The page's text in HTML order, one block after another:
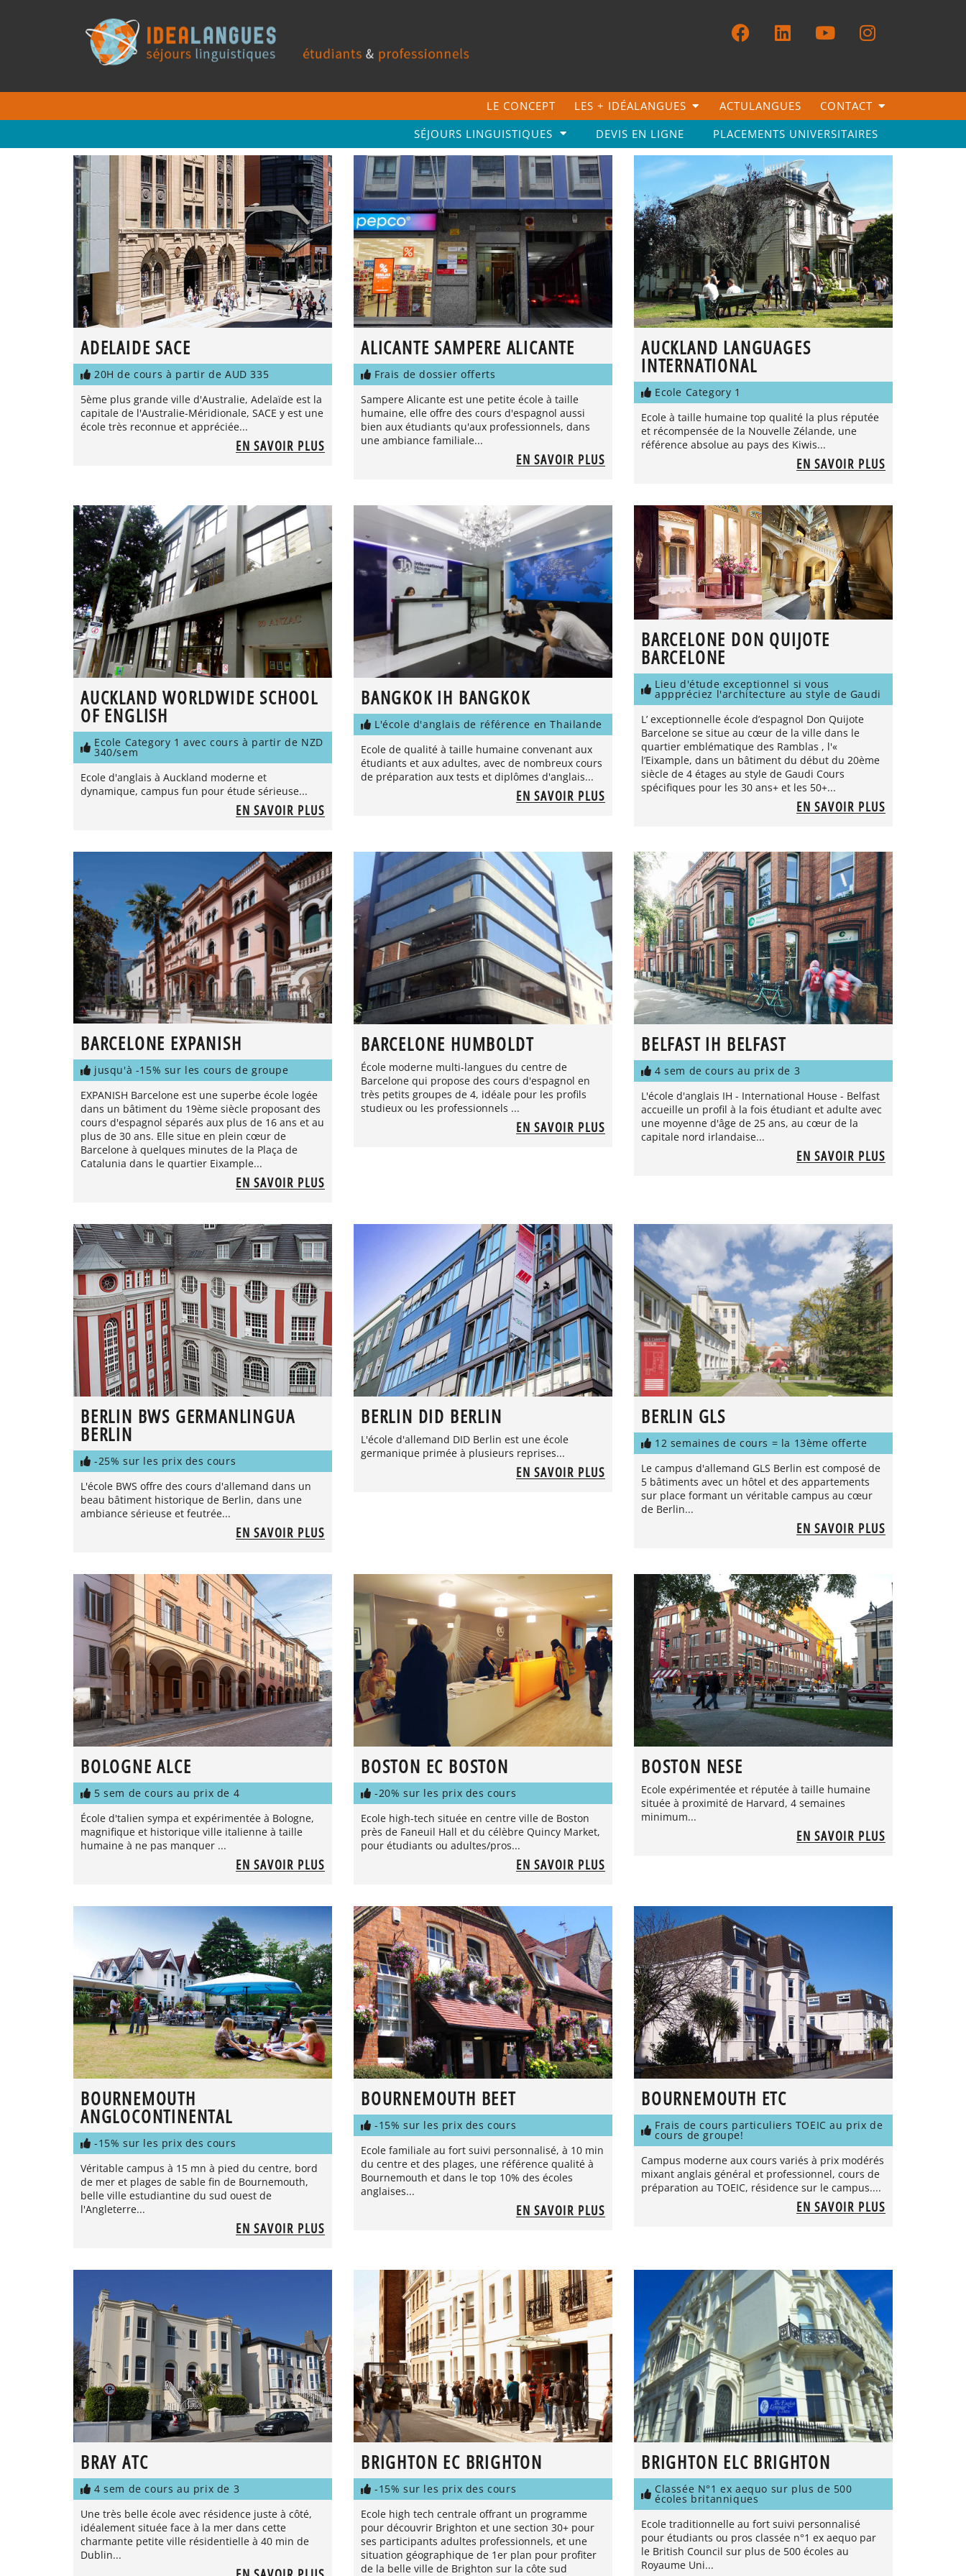
LE CONCEPT LES + IDÉALANGUES ACTULANGUES
CONTACT
SÉJOURS LINGUISTIQUES
DEVIS EN LIGNE PLACEMENTS UNIVERSITAIRES
ADELAIDE SACE
20H de cours à partir de AUD 335
5ème plus grande ville d'Australie, Adelaïde est la
capitale de l'Australie-Méridionale, SACE y est une
école très reconnue et appréciée...
EN SAVOIR PLUS
ALICANTE SAMPERE ALICANTE
Frais de dossier offerts
Sampere Alicante est une petite école à taille
humaine, elle offre des cours d'espagnol aussi
bien aux étudiants qu'aux professionnels, dans
une ambiance familiale...
EN SAVOIR PLUS
AUCKLAND LANGUAGES
INTERNATIONAL
Ecole Category 1
Ecole à taille humaine top qualité la plus réputée
et récompensée de la Nouvelle Zélande, une
référence absolue au pays des Kiwis...
EN SAVOIR PLUS
AUCKLAND WORLDWIDE SCHOOL
OF ENGLISH
Ecole Category 1 avec cours à partir de NZD
340/sem
Ecole d'anglais à Auckland moderne et
dynamique, campus fun pour étude sérieuse...
EN SAVOIR PLUS
BANGKOK IH BANGKOK
L'école d'anglais de référence en Thailande
Ecole de qualité à taille humaine convenant aux
étudiants et aux adultes, avec de nombreux cours
de préparation aux tests et diplômes d'anglais...
EN SAVOIR PLUS
BARCELONE DON QUIJOTE
BARCELONE
Lieu d'étude exceptionnel si vous
apppréciez l'architecture au style de Gaudi
L’ exceptionnelle école d’espagnol Don Quijote
Barcelone se situe au cœur de la ville dans le
quartier emblématique des Ramblas , l'«
l’Eixample, dans un bâtiment du début du 20ème
siècle de 4 étages au style de Gaudi Cours
spécifiques pour les 30 ans+ et les 50+...
EN SAVOIR PLUS
BARCELONE EXPANISH
jusqu'à -15% sur les cours de groupe
EXPANISH Barcelone est une superbe école logée
dans un bâtiment du 19ème siècle proposant des
cours d'espagnol séparés aux plus de 16 ans et au
plus de 30 ans. Elle situe en plein cœur de
Barcelone à quelques minutes de la Plaça de
Catalunia dans le quartier Eixample...
EN SAVOIR PLUS
BARCELONE HUMBOLDT
École moderne multi-langues du centre de
Barcelone qui propose des cours d'espagnol en
très petits groupes de 4, idéale pour les profils
studieux ou les professionnels ...
EN SAVOIR PLUS
BELFAST IH BELFAST
4 sem de cours au prix de 3
L'école d'anglais IH - International House - Belfast
accueille un profil à la fois étudiant et adulte avec
une moyenne d'âge de 25 ans, au cœur de la
capitale nord irlandaise...
EN SAVOIR PLUS
BERLIN BWS GERMANLINGUA
BERLIN
-25% sur les prix des cours
L'école BWS offre des cours d'allemand dans un
beau bâtiment historique de Berlin, dans une
ambiance sérieuse et feutrée...
EN SAVOIR PLUS
BERLIN DID BERLIN
L'école d'allemand DID Berlin est une école
germanique primée à plusieurs reprises...
EN SAVOIR PLUS
BERLIN GLS
12 semaines de cours = la 13ème offerte
Le campus d'allemand GLS Berlin est composé de
5 bâtiments avec un hôtel et des appartements
sur place formant un véritable campus au cœur
de Berlin...
EN SAVOIR PLUS
BOLOGNE ALCE
5 sem de cours au prix de 4
École d'talien sympa et expérimentée à Bologne,
magnifique et historique ville italienne à taille
humaine à ne pas manquer ...
EN SAVOIR PLUS
BOSTON EC BOSTON
-20% sur les prix des cours
Ecole high-tech située en centre ville de Boston
près de Faneuil Hall et du célèbre Quincy Market,
pour étudiants ou adultes/pros...
EN SAVOIR PLUS
BOSTON NESE
Ecole expérimentée et réputée à taille humaine
située à proximité de Harvard, 4 semaines
minimum...
EN SAVOIR PLUS
BOURNEMOUTH
ANGLOCONTINENTAL
-15% sur les prix des cours
Véritable campus à 15 mn à pied du centre, bord
de mer et plages de sable fin de Bournemouth,
belle ville estudiantine du sud ouest de
l'Angleterre...
EN SAVOIR PLUS
BOURNEMOUTH BEET
-15% sur les prix des cours
Ecole familiale au fort suivi personnalisé, à 10 min
du centre et des plages, une référence qualité à
Bournemouth et dans le top 10% des écoles
anglaises...
EN SAVOIR PLUS
BOURNEMOUTH ETC
Frais de cours particuliers TOEIC au prix de
cours de groupe!
Campus moderne aux cours variés à prix modérés
mixant anglais général et professionnel, cours de
préparation au TOEIC, résidence sur le campus....
EN SAVOIR PLUS
BRAY ATC
4 sem de cours au prix de 3
Une très belle école avec résidence juste à côté,
idéalement située face à la mer dans cette
charmante petite ville résidentielle à 40 min de
Dublin...
BRIGHTON EC BRIGHTON
-15% sur les prix des cours
Ecole high tech centrale offrant un programme
pour découvrir Brighton et une section 30+ pour
ses participants adultes professionnels, et une
situation géographique de 1er plan pour profiter
de la belle ville de Brighton sur la côte sud
BRIGHTON ELC BRIGHTON
Classée N°1 ex aequo sur plus de 500
écoles britanniques
Ecole traditionnelle au fort suivi personnalisé
pour étudiants ou pros classée n°1 ex aequo par
le British Council sur plus de 500 écoles au
Royaume Uni...